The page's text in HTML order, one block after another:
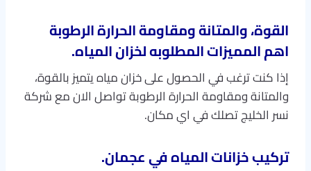
القوة، والمتانة ومقاومة الحرارة الرطوبة
اهم المميزات المطلوبه لخزان المياه.
إذا كنت ترغب في الحصول على خزان مياه يتميز بالقوة،
والمتانة ومقاومة الحرارة الرطوبة تواصل الان مع شركة
نسر الخليج تصلك في اي مكان.
تركيب خزانات المياه في عجمان.